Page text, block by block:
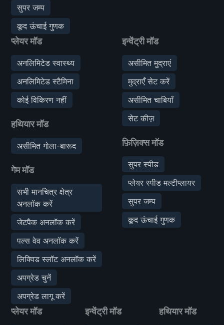
सुपर जम्प
कूद ऊंचाई गुणक
प्लेयर मॉड
अनलिमिटेड स्वास्थ्य
अनलिमिटेड स्टैमिना
कोई विकिरण नहीं
हथियार मॉड
असीमित गोला-बारूद
गेम मॉड
सभी मानचित्र क्षेत्र
अनलॉक करें
जेटपैक अनलॉक करें
पल्स वेव अनलॉक करें
लिक्विड स्लॉट अनलॉक करें
अपग्रेड चुनें
अपग्रेड लागू करें
इन्वेंट्री मॉड
असीमित मुद्राएं
मुद्राएँ सेट करें
असीमित चाबियाँ
सेट कीज़
फ़िज़िक्स मॉड
सुपर स्पीड
प्लेयर स्पीड मल्टीप्लायर
सुपर जम्प
कूद ऊंचाई गुणक
प्लेयर मॉड इन्वेंट्री मॉड हथियार मॉड